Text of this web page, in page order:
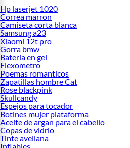
Hp laserjet 1020
Correa marron
Camiseta corta blanca
Samsung a23
Xiaomi 12t pro
Gorra bmw
Bateria en gel
Flexometro
Poemas romanticos
Zapatillas hombre Cat
Rose blackpink
Skullcandy
Espejos para tocador
Botines mujer plataforma
Aceite de argan para el cabello
Copas de vidrio
Tinte avellana